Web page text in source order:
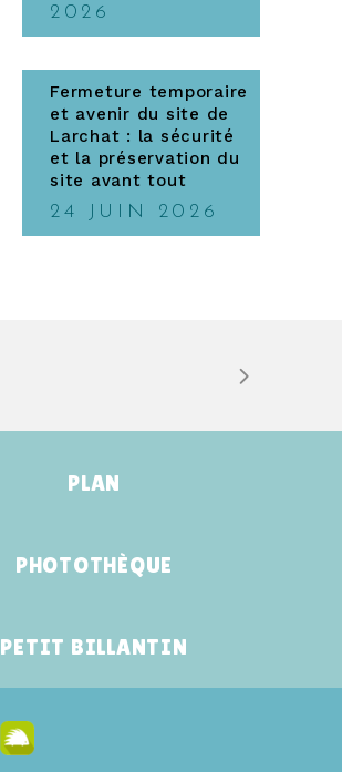
2026
Fermeture temporaire
et avenir du site de
Larchat : la sécurité
et la préservation du
site avant tout
24 JUIN 2026
PLAN
PHOTOTHÈQUE
PETIT BILLANTIN